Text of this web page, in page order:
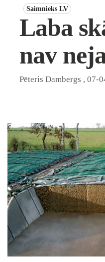
Saimnieks LV
Laba
nav
Pēteris Dambergs , 07-